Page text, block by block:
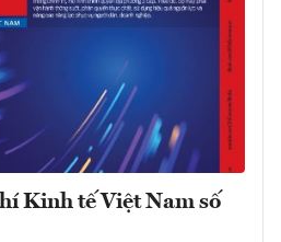
Kinh tế Việt Nam số